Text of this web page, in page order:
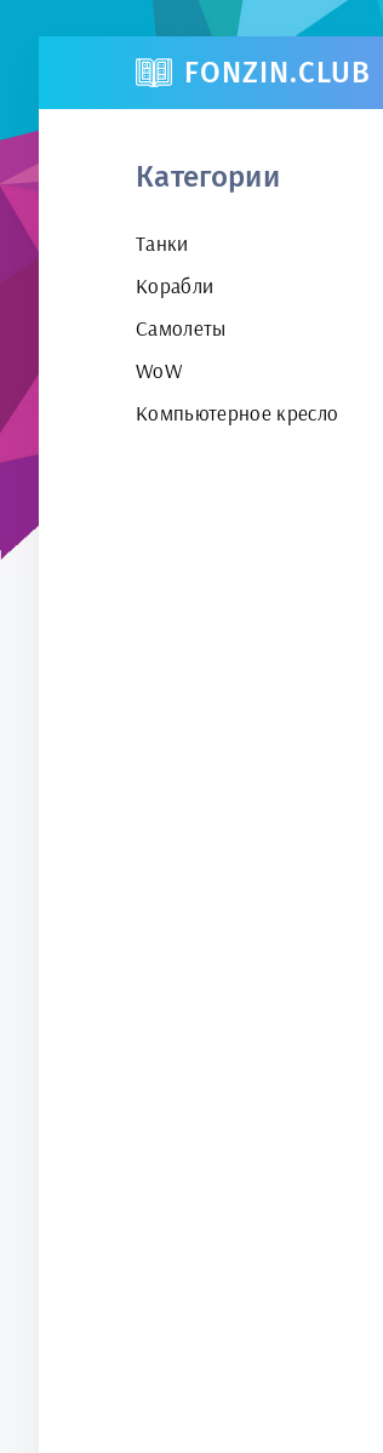
FONZIN.CLUB
Категории
Танки
Корабли
Самолеты
WoW
Компьютерное кресло